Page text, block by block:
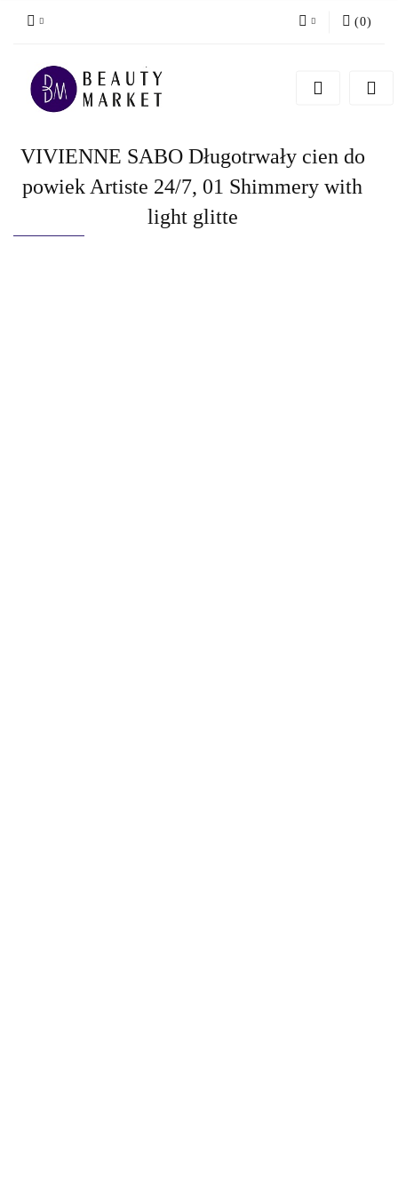
Zarejestruj się
(0)
VIVIENNE SABO Długotrwały cien do
powiek Artiste 24/7, 01 Shimmery with
light glitte